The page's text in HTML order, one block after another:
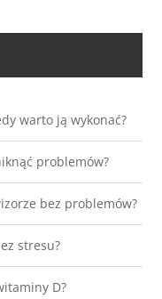
warto ją wykonać?
problemów?
bez problemów?
stresu?
D?